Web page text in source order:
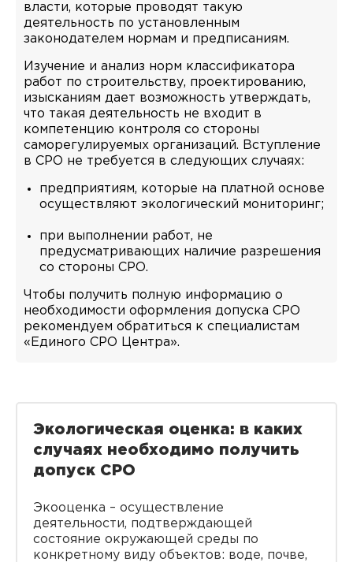
власти, которые проводят такую
деятельность по установленным
законодателем нормам и предписаниям.
Изучение и анализ норм классификатора
работ по строительству, проектированию,
изысканиям дает возможность утверждать,
что такая деятельность не входит в
компетенцию контроля со стороны
саморегулируемых организаций. Вступление
в СРО не требуется в следующих случаях:
предприятиям, которые на платной основе
осуществляют экологический мониторинг;
при выполнении работ, не
предусматривающих наличие разрешения
со стороны СРО.
Чтобы получить полную информацию о
необходимости оформления допуска СРО
рекомендуем обратиться к специалистам
«Единого СРО Центра».
Экологическая оценка: в каких
случаях необходимо получить
допуск СРО
Экооценка – осуществление
деятельности, подтверждающей
состояние окружающей среды по
конкретному виду объектов: воде, почве,